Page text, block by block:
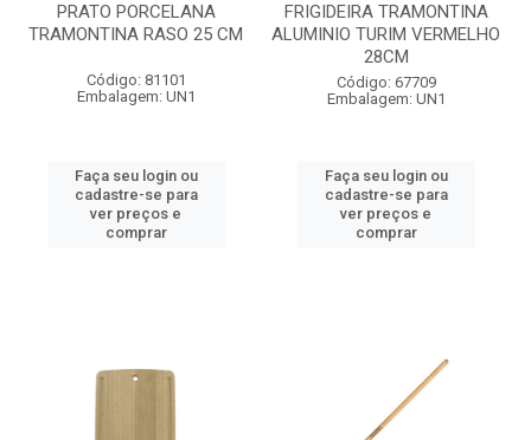
PRATO PORCELANA
TRAMONTINA RASO 25 CM
Código: 81101
Embalagem: UN1
Faça seu login ou
cadastre-se para
ver preços e
comprar
FRIGIDEIRA TRAMONTINA
ALUMINIO TURIM VERMELHO
28CM
Código: 67709
Embalagem: UN1
Faça seu login ou
cadastre-se para
ver preços e
comprar